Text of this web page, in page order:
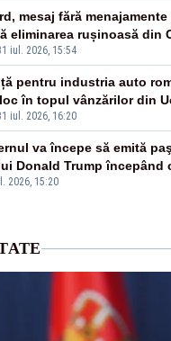
iul. 2026, 15:54
mesaj fără
eliminarea rușinoasă din
iul. 2026, 16:20
pentru industria auto
în topul vânzărilor din
2026, 15:20
va începe să emită
Donald Trump începând